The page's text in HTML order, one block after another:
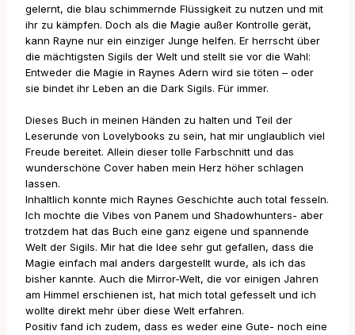
gelernt, die blau schimmernde Flüssigkeit zu nutzen und mit
ihr zu kämpfen. Doch als die Magie außer Kontrolle gerät,
kann Rayne nur ein einziger Junge helfen. Er herrscht über
die mächtigsten Sigils der Welt und stellt sie vor die Wahl:
Entweder die Magie in Raynes Adern wird sie töten – oder
sie bindet ihr Leben an die Dark Sigils. Für immer.
Dieses Buch in meinen Händen zu halten und Teil der
Leserunde von Lovelybooks zu sein, hat mir unglaublich viel
Freude bereitet. Allein dieser tolle Farbschnitt und das
wunderschöne Cover haben mein Herz höher schlagen
lassen.
Inhaltlich konnte mich Raynes Geschichte auch total fesseln.
Ich mochte die Vibes von Panem und Shadowhunters- aber
trotzdem hat das Buch eine ganz eigene und spannende
Welt der Sigils. Mir hat die Idee sehr gut gefallen, dass die
Magie einfach mal anders dargestellt wurde, als ich das
bisher kannte. Auch die Mirror-Welt, die vor einigen Jahren
am Himmel erschienen ist, hat mich total gefesselt und ich
wollte direkt mehr über diese Welt erfahren.
Positiv fand ich zudem, dass es weder eine Gute- noch eine